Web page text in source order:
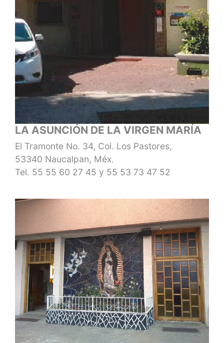
LA ASUNCIÓN DE LA VIRGEN MARÍA
El Tramonte No. 34, Col. Los Pastores,
53340 Naucalpan, Méx.
Tel. 55 55 60 27 45 y 55 53 73 47 52